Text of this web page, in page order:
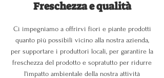
Freschezza e qualità
Ci impegniamo a offrirvi fiori e piante prodotti
quanto più possibili vicino alla nostra azienda,
per supportare i produttori locali, per garantire la
freschezza del prodotto e sopratutto per ridurre
l'impatto ambientale della nostra attività